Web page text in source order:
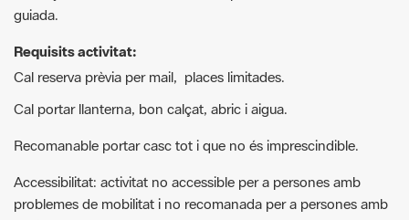
Cal reserva prèvia per mail, places limitades.
Cal portar llanterna, bon calçat, abric i aigua.
Recomanable portar casc tot i que no és imprescindible.
Accessibilitat: activitat no accessible per a persones amb
problemes de mobilitat i no recomanada per a persones amb